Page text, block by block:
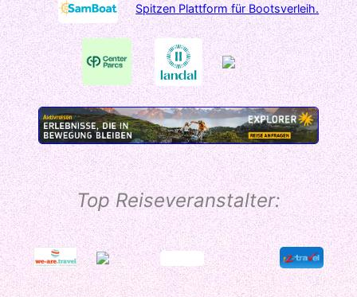
Spitzen Plattform für Bootsverleih.
Top Reiseveranstalter: